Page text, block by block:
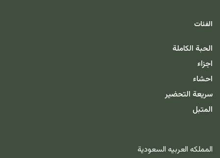
الفئات
الحبة الكاملة
اجزاء
احشاء
سريعة التحضير
المتبل
المملكه العربيه السعودية